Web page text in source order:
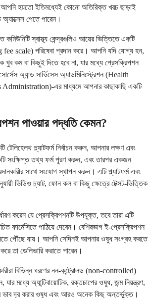
আপনি হয়তো ইতিমধ্যেই কোনো অতিরিক্ত খরচ ছাড়াই
পেতে পারেন।
কমিউনিটি স্বাস্থ্য কেন্দ্রগুলিও আয়ের ভিত্তিতে একটি
scale) পরিষেবা প্রদান করে। আপনি যদি যোগ্য হন,
খুব কম বা কিছুই দিতে হবে না, যার মধ্যে প্রেসক্রিপশন
অ্যান্ড সার্ভিসেস অ্যাডমিনিস্ট্রেশন (Health
এর মাধ্যমে আপনার কাছাকাছি একটি
পাওয়ার পদ্ধতি কেমন?
প্ল্যাটফর্ম নির্বাচন করুন, আপনার লক্ষণ এবং
সংক্ষিপ্ত তথ্য ফর্ম পূরণ করুন, এবং তারপর একজন
সাথে সংযোগ স্থাপন করুন। এটি প্ল্যাটফর্ম এবং
ভিডিও চ্যাট, ফোন কল বা কিছু ক্ষেত্রে টেক্সট-ভিত্তিক
করেন যে প্রেসক্রিপশনটি উপযুক্ত, তবে তারা এটি
ফার্মেসিতে পাঠিয়ে দেবেন। বেশিরভাগ ই-প্রেসক্রিপশন
পৌঁছে যায়। আপনি সেদিনই আপনার ওষুধ সংগ্রহ করতে
করে তা ডেলিভারি করাতে পারেন।
বিভিন্ন ধরণের নন-কন্ট্রোলড (non-controlled)
মধ্যে অ্যান্টিবায়োটিক, রক্তচাপের ওষুধ, জন্ম নিয়ন্ত্রণ,
ভাব দূর করার ওষুধ এবং আরও অনেক কিছু অন্তর্ভুক্ত।